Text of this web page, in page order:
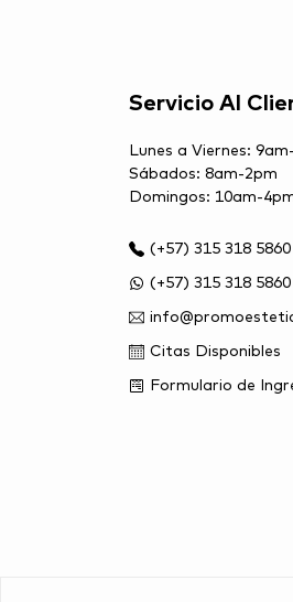
Servicio Al
Lunes a Viernes:
Sábados: 8am-2pm
Domingos: 10am-
(+57) 315 318 5860
(+57) 315 318 5860
Citas Disponibles
Formulario de